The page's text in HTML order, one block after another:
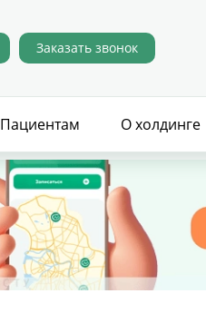
Заказать звонок
Пациентам О холдинге